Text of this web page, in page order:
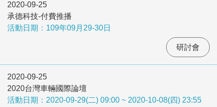
2020-09-25
承德科技-付費推播
活動日期：109年09月29-30日
研討會
2020-09-25
2020台灣車輛國際論壇
活動日期：2020-09-29(二) 09:00 ~ 2020-10-08(四) 23:55